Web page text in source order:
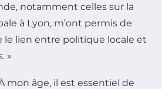
notamment celles sur la
à Lyon, m’ont permis de
lien entre politique locale et
»
mon âge, il est essentiel de